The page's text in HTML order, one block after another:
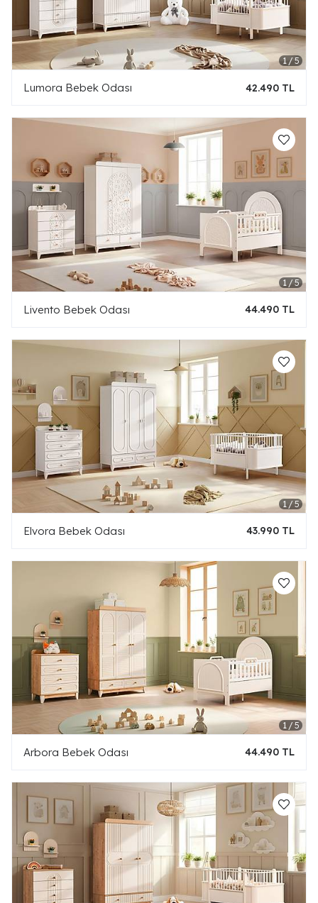
Lumora Bebek Odası 42.490 TL
Livento Bebek Odası 44.490 TL
Elvora Bebek Odası 43.990 TL
Arbora Bebek Odası 44.490 TL